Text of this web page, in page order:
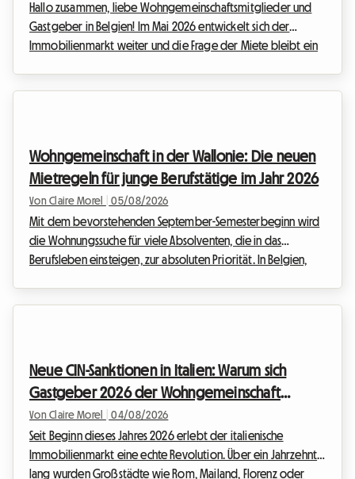
Hallo zusammen, liebe Wohngemeinschaftsmitglieder und
Gastgeber in Belgien! Im Mai 2026 entwickelt sich der
Immobilienmarkt weiter und die Frage der Miete bleibt ein
rund um die Vermietung und Wohngemeinschaften manc...
Wohngemeinschaft in der Wallonie: Die neuen
Mietregeln für junge Berufstätige im Jahr 2026
Von Claire Morel 05/08/2026
Mit dem bevorstehenden September-Semesterbeginn wird
die Wohnungssuche für viele Absolventen, die in das
Berufsleben einsteigen, zur absoluten Priorität. In Belgien,
definiert. Bei Roomlala wissen wir, dass ein gemeinsamer
Einzug ma...
Neue CIN-Sanktionen in Italien: Warum sich
Gastgeber 2026 der Wohngemeinschaft
zuwenden
Von Claire Morel 04/08/2026
Seit Beginn dieses Jahres 2026 erlebt der italienische
Immobilienmarkt eine echte Revolution. Über ein Jahrzehnt
lang wurden Großstädte wie Rom, Mailand, Florenz oder